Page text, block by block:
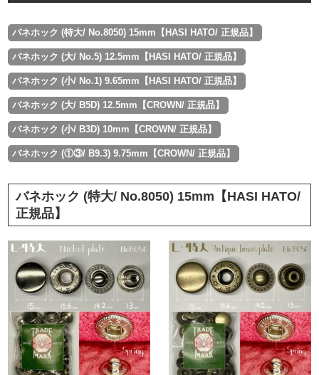
バネホック (特大/ No.8050) 15mm【HASI HATO/ 正規品】
バネホック (大/ No.5) 12.5mm【HASI HATO/ 正規品】
バネホック (小/ No.1) 9.65mm【HASI HATO/ 正規品】
バネホック (大/ B5D) 12.5mm【CROWN/ 正規品】
バネホック (小/ B3D) 10mm【CROWN/ 正規品】
バネホック (①③/ B9.3) 9.75mm【CROWN/ 正規品】
バネホック (特大/ No.8050) 15mm【HASI HATO/
正規品】